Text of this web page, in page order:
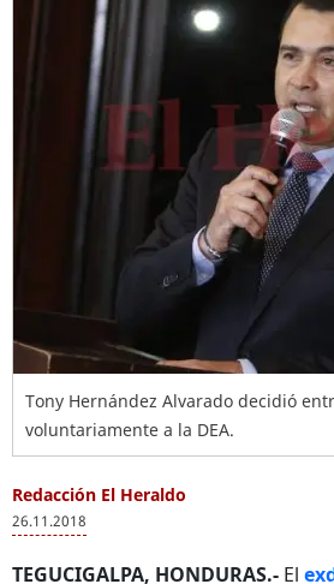
Tony Hernández Alvarado decidió
voluntariamente a la DEA.
Redacción El Heraldo
26.11.2018
TEGUCIGALPA, HONDURAS.- El